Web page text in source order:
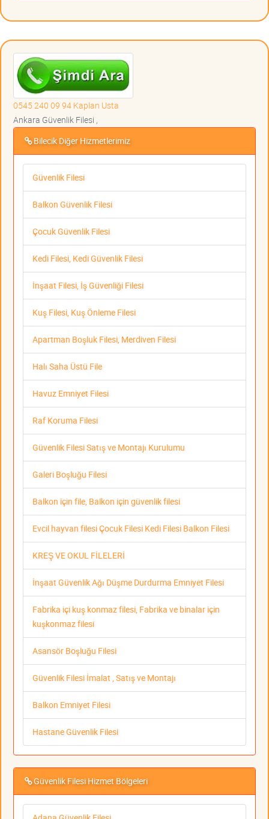
0545 240 09 94 Kaplan Usta
Ankara Güvenlik Filesi ,
Bilecik Diğer Hizmetlerimiz
Güvenlik Filesi
Balkon Güvenlik Filesi
Çocuk Güvenlik Filesi
Kedi Filesi, Kedi Güvenlik Filesi
İnşaat Filesi, İş Güvenliği Filesi
Kuş Filesi, Kuş Önleme Filesi
Apartman Boşluk Filesi, Merdiven Filesi
Halı Saha Üstü File
Havuz Emniyet Filesi
Raf Koruma Filesi
Güvenlik Filesi Satış ve Montajı Kurulumu
Galeri Boşluğu Filesi
Balkon için file, Balkon için güvenlik filesi
Evcil hayvan filesi Çocuk Filesi Kedi Filesi Balkon Filesi
KREŞ VE OKUL FİLELERİ
İnşaat Güvenlik Ağı Düşme Durdurma Emniyet Filesi
Fabrika içi kuş konmaz filesi, Fabrika ve binalar için
kuşkonmaz filesi
Asansör Boşluğu Filesi
Güvenlik Filesi İmalat , Satış ve Montajı
Balkon Emniyet Filesi
Hastane Güvenlik Filesi
Güvenlik Filesi Hizmet Bölgeleri